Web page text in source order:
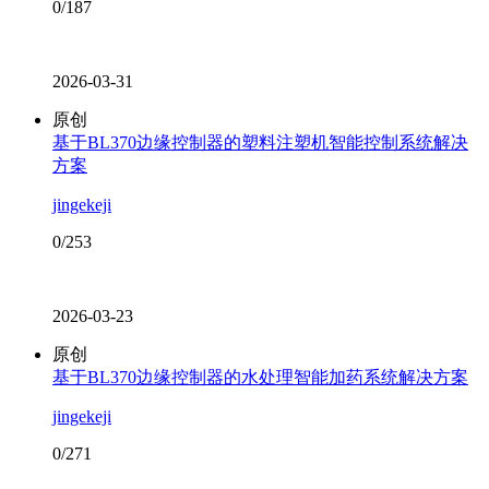
0/187
2026-03-31
原创
基于BL370边缘控制器的塑料注塑机智能控制系统解决
方案
jingekeji
0/253
2026-03-23
原创
基于BL370边缘控制器的水处理智能加药系统解决方案
jingekeji
0/271